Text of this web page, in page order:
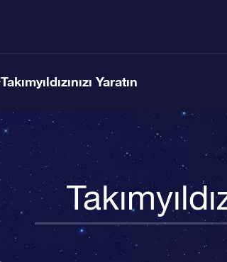
Takımyıldızınızı Yaratın